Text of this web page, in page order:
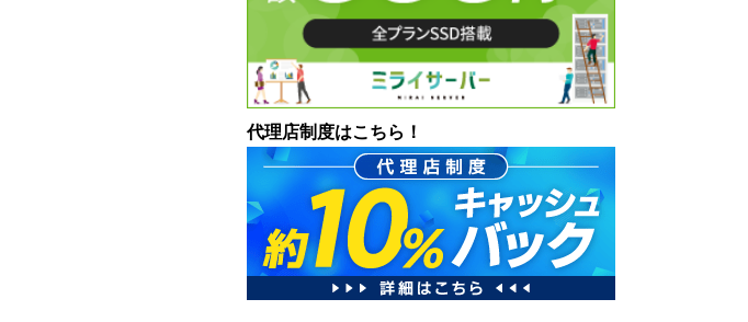
代理店制度はこちら！